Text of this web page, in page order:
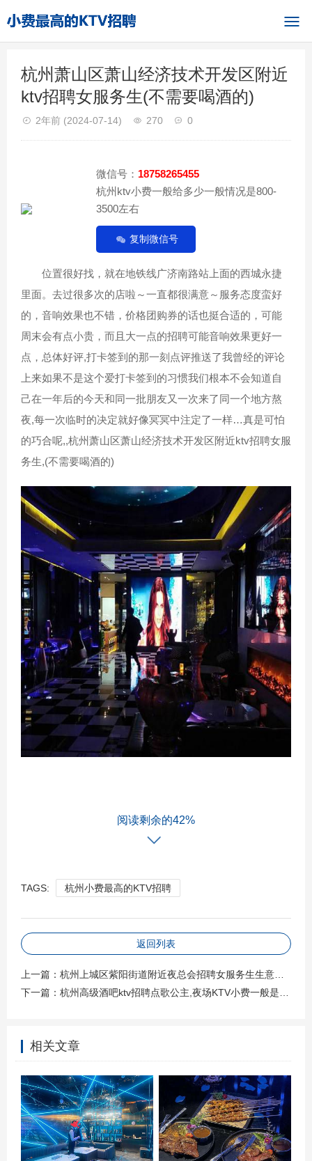
杭州萧山区萧山经济技术开发区附近
ktv招聘女服务生(不需要喝酒的)
2年前 (2024-07-14) 270 0
微信号： 18758265455
杭州ktv小费一般给多少一般情况是800-
3500左右
复制微信号
位置很好找，就在地铁线广济南路站上面的西城永捷
里面。去过很多次的店啦～一直都很满意～服务态度蛮好
的，音响效果也不错，价格团购券的话也挺合适的，可能
周末会有点小贵，而且大一点的招聘可能音响效果更好一
点，总体好评,打卡签到的那一刻点评推送了我曾经的评论
上来如果不是这个爱打卡签到的习惯我们根本不会知道自
己在一年后的今天和同一批朋友又一次来了同一个地方熬
夜,每一次临时的决定就好像冥冥中注定了一样…真是可怕
的巧合呢,,杭州萧山区萧山经济技术开发区附近ktv招聘女服
务生,(不需要喝酒的)
环境不错，服务员态度很好，人也漂亮！！！下次会继续
阅读剩余的42%
TAGS: 杭州小费最高的KTV招聘
返回列表
上一篇： 杭州上城区紫阳街道附近夜总会招聘女服务生生意好好上班的
下一篇： 杭州高级酒吧ktv招聘点歌公主,夜场KTV小费一般是给多少
相关文章